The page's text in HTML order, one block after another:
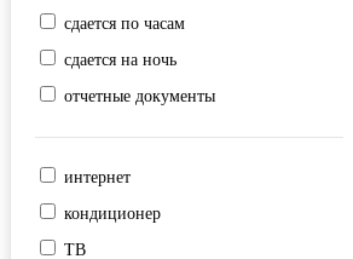
Звездная
Звенигородская
Комендантский проспект
Крестовский остров
Исаакиевская площадь
Исаакиевский собор
Казанский собор
Мариинский театр
Морской вокзал
Московский ЖД вокзал
сдается по часам
сдается на ночь
отчетные документы
интернет
кондиционер
ТВ